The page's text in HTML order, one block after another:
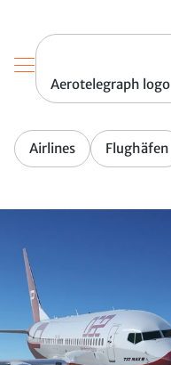
Aerotelegraph logo
Airlines Flughäfen